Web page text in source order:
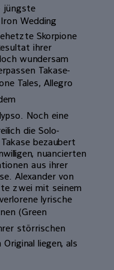
jüngste
Wedding
Skorpione
ihrer
wundersam
Takase-
Tales, Allegro
Noch eine
die Solo-
bezaubert
nuancierten
aus ihrer
Alexander von
zwei mit seinem
lyrische
(Green
störrischen
liegen, als